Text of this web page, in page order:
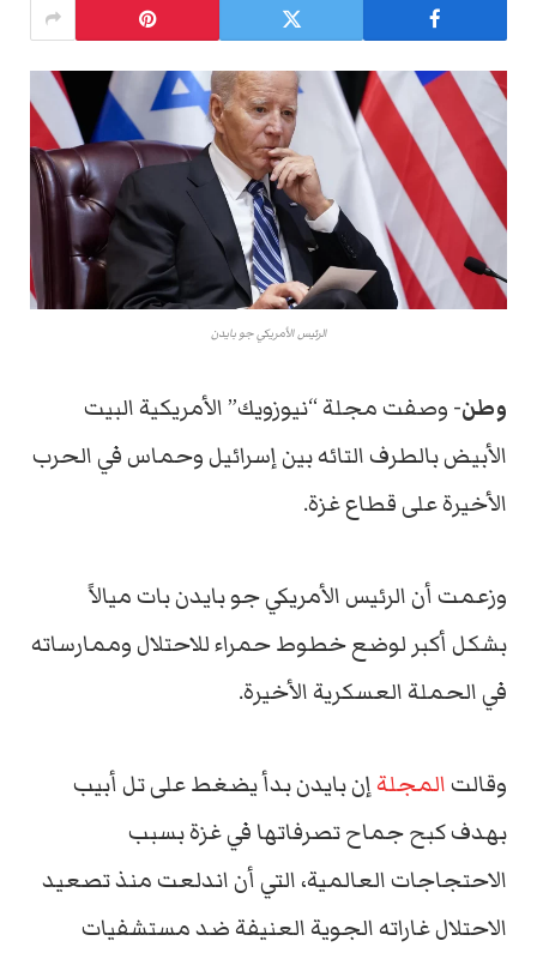
الرئيس الأمريكي جو بايدن
وطن- وصفت مجلة “نيوزويك” الأمريكية البيت
الأبيض بالطرف التائه بين إسرائيل وحماس في الحرب
الأخيرة على قطاع غزة.
وزعمت أن الرئيس الأمريكي جو بايدن بات ميالاً
بشكل أكبر لوضع خطوط حمراء للاحتلال وممارساته
في الحملة العسكرية الأخيرة.
وقالتالمجلةإن بايدن بدأ يضغط على تل أبيب
بهدف كبح جماح تصرفاتها في غزة بسبب
الاحتجاجات العالمية، التي أن اندلعت منذ تصعيد
الاحتلال غاراته الجوية العنيفة ضد مستشفيات